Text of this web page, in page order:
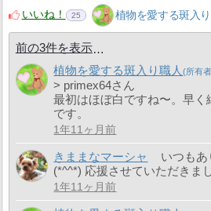
いいね！
25 植物を愛する斑入
前の3件を表示
植物を愛する斑入り職人
> primex64さん
最初はほぼ白ですね〜。早く
です。
1年11ヶ月前
きままなマーシャ
いつも
(*^^*) 応援させていただきま
1年11ヶ月前